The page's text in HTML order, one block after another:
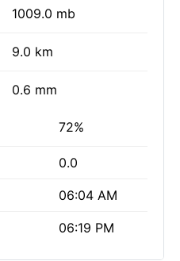
1009.0 mb
9.0 km
0.6 mm
72%
0.0
06:04 AM
06:19 PM